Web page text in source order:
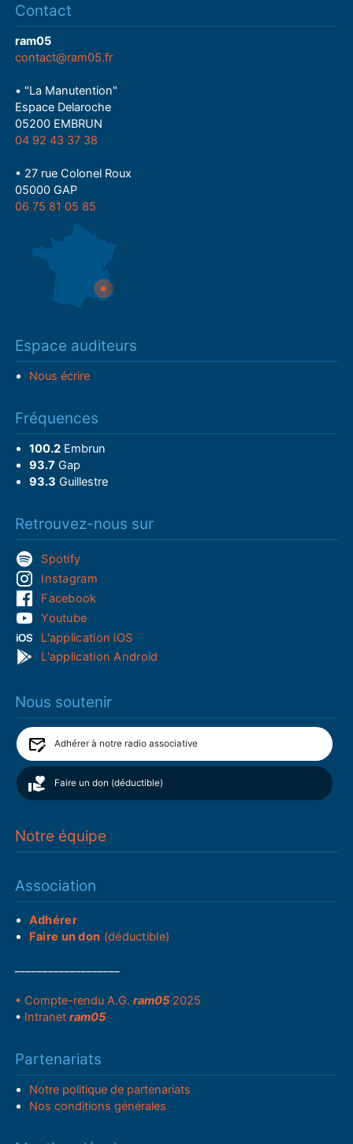
Contact
ram05
contact@ram05.fr
• "La Manutention"
Espace Delaroche
05200 EMBRUN
04 92 43 37 38
• 27 rue Colonel Roux
05000 GAP
06 75 81 05 85
Espace auditeurs
Nous écrire
Fréquences
100.2Embrun
93.7 Gap
93.3 Guillestre
Retrouvez-nous sur
Spotify
Instagram
Facebook
Youtube
L'application iOS
L'application Android
Nous soutenir
Adhérer à notre radio associative
Faire un don (déductible)
Notre équipe
Association
Adhérer
Faire un don (déductible)
• Compte-rendu A.G.ram05 2025
• Intranetram05
Partenariats
Notre politique de partenariats
Nos conditions générales